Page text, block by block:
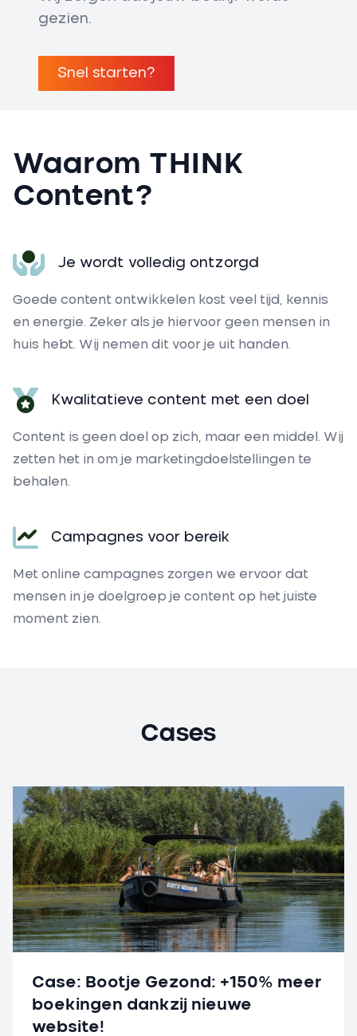
gezien.
Snel starten?
Waarom THINK
Content?
Je wordt volledig ontzorgd
Goede content ontwikkelen kost veel tijd, kennis
en energie. Zeker als je hiervoor geen mensen in
huis hebt. Wij nemen dit voor je uit handen.
Kwalitatieve content met een doel
Content is geen doel op zich, maar een middel. Wij
zetten het in om je marketingdoelstellingen te
behalen.
Campagnes voor bereik
Met online campagnes zorgen we ervoor dat
mensen in je doelgroep je content op het juiste
moment zien.
Cases
Case: Bootje Gezond: +150% meer
boekingen dankzij nieuwe
website!